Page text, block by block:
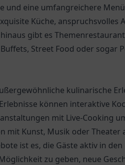
und eine umfangreichere
Küche, anspruchsvolles
gibt es
Street Food oder sogar
kulinarische
können interaktive
mit Live-Cooking
mit Kunst, Musik oder Theater
ist es, die Gäste aktiv in den
zu geben, neue